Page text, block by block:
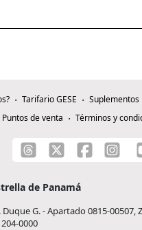
Tarifario GESE Suplementos
Puntos de venta
Términos y
de Panamá
G. - Apartado 0815-00507,
0000